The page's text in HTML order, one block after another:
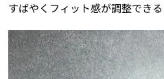
すばやくフィット感が調整できる